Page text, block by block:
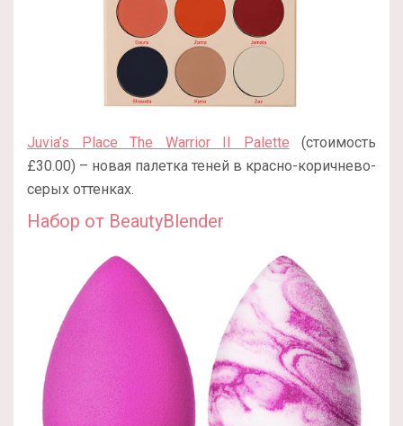
Juvia’s Place The Warrior II Palette (стоимость
£30.00) – новая палетка теней в красно-коричнево-
серых оттенках.
Набор от BeautyBlender